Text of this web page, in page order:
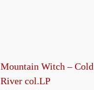
Mountain Witch – Cold
River col.LP